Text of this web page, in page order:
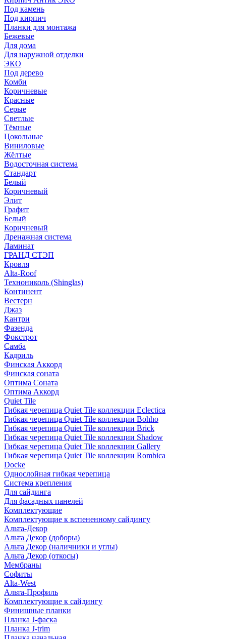
Под камень
Под кирпич
Планки для монтажа
Бежевые
Для дома
Для наружной отделки
ЭКO
Под дерево
Комби
Коричневые
Красные
Серые
Светлые
Тёмные
Цокольные
Виниловые
Жёлтые
Водосточная система
Стандарт
Белый
Коричневый
Элит
Графит
Белый
Коричневый
Дренажная система
Ламинат
ГРАНД СТЭП
Кровля
Alta-Roof
Технониколь (Shinglas)
Континент
Вестерн
Джаз
Кантри
Фазенда
Фокстрот
Самба
Кадриль
Финская Аккорд
Финская соната
Оптима Соната
Оптима Аккорд
Quiet Tile
Гибкая черепица Quiet Tile коллекции Eclectica
Гибкая черепица Quiet Tile коллекции Bohho
Гибкая черепица Quiet Tile коллекции Brick
Гибкая черепица Quiet Tile коллекции Shadow
Гибкая черепица Quiet Tile коллекции Gallery
Гибкая черепица Quiet Tile коллекции Rombica
Docke
Однослойная гибкая черепица
Система крепления
Для сайдинга
Для фасадных панелей
Комплектующие
Комплектующие к вспененному сайдингу
Альта-Декор
Альта Декор (доборы)
Альта Декор (наличники и углы)
Альта Декор (откосы)
Мембраны
Софиты
Alta-West
Альта-Профиль
Комплектующие к сайдингу
Финишные планки
Планка J-фаска
Планка J-trim